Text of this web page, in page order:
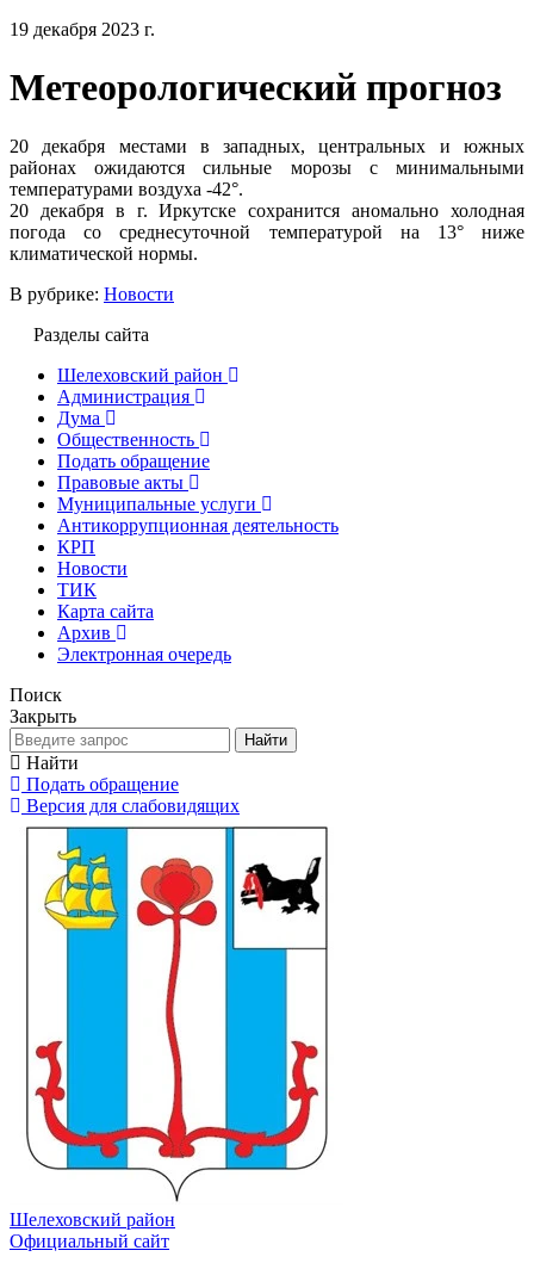
19 декабря 2023 г.
Метеорологический прогноз
20 декабря местами в западных, центральных и южных
районах ожидаются сильные морозы с минимальными
температурами воздуха -42°.
20 декабря в г. Иркутске сохранится аномально холодная
погода со среднесуточной температурой на 13° ниже
климатической нормы.
В рубрике: Новости
Разделы сайта
Шелеховский район
Администрация
Дума
Общественность
Подать обращение
Правовые акты
Муниципальные услуги
Антикоррупционная деятельность
КРП
Новости
ТИК
Карта сайта
Архив
Электронная очередь
Поиск
Закрыть
Найти
Найти
Подать обращение
Версия для слабовидящих
Шелеховский район
Официальный сайт